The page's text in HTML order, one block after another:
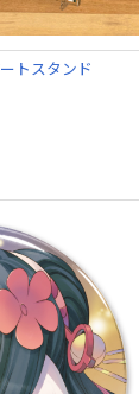
トスタンド